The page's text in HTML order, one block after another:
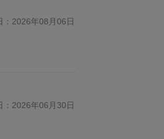
：2026年08月06日
：2026年06月30日